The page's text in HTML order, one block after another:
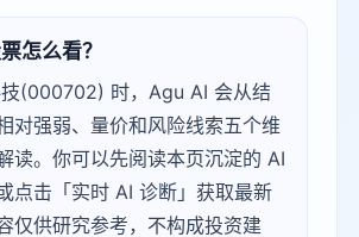
怎么看？
(000702) 时，Agu AI 会从结
对强弱、量价和风险线索五个维
读。你可以先阅读本页沉淀的 AI
点击「实时 AI 诊断」获取最新
仅供研究参考，不构成投资建